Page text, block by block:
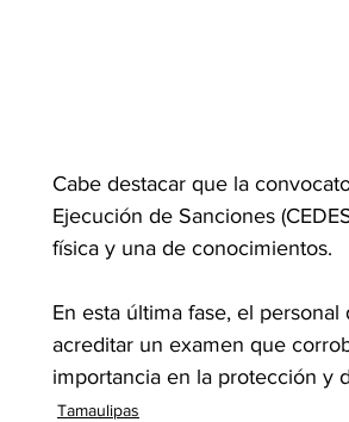
Cabe destacar que la
Ejecución de Sanciones
física y una de conocimientos.
En esta última fase, el
acreditar un examen que
importancia en la protección y
Tamaulipas